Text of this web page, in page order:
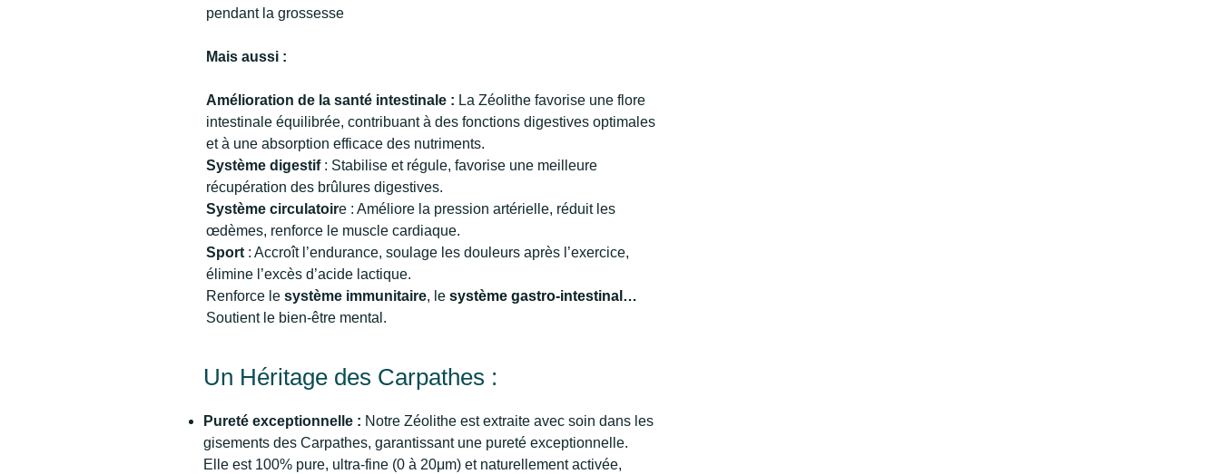
pendant la grossesse
Mais aussi :
Amélioration de la santé intestinale : La Zéolithe favorise une flore
intestinale équilibrée, contribuant à des fonctions digestives optimales
et à une absorption efficace des nutriments.
Système digestif: Stabilise et régule, favorise une meilleure
récupération des brûlures digestives.
Système circulatoire : Améliore la pression artérielle, réduit les
œdèmes, renforce le muscle cardiaque.
Sport : Accroît l’endurance, soulage les douleurs après l’exercice,
élimine l’excès d’acide lactique.
Renforce le système immunitaire, l e système gastro-intestinal…
Soutient le bien-être mental.
Un Héritage des Carpathes :
Pureté exceptionnelle : Notre Zéolithe est extraite avec soin dans les
gisements des Carpathes, garantissant une pureté exceptionnelle.
Elle est 100% pure, ultra-fine (0 à 20μm) et naturellement activée,